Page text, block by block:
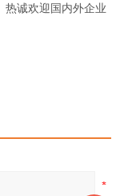
热诚欢迎国内外企业